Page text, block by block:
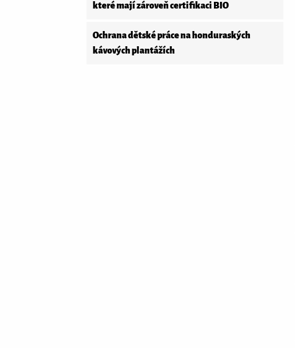
které mají zároveň certifikaci BIO
Ochrana dětské práce na honduraských
kávových plantážích